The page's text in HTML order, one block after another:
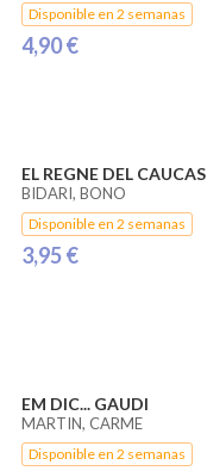
Disponible en 2 semanas
4,90 €
EL REGNE DEL CAUCAS
BIDARI, BONO
Disponible en 2 semanas
3,95 €
EM DIC... GAUDI
MARTIN, CARME
Disponible en 2 semanas